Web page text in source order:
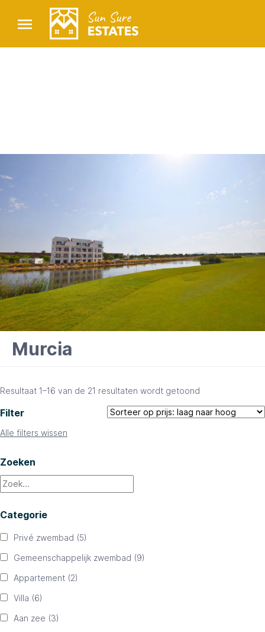
Murcia
Resultaat 1–16 van de 21 resultaten wordt getoond
prijs:
Filter
Alle filters wissen
Zoeken
Categorie
Privé zwembad (5)
Gemeenschappelijk zwembad (9)
Appartement (2)
Villa (6)
Aan zee (3)